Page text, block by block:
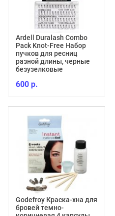
Ardell Duralash Combo
Pack Knot-Free Набор
пучков для ресниц
разной длины, черные
безузелковые
600 р.
Godefroy Краска-хна для
бровей темно-